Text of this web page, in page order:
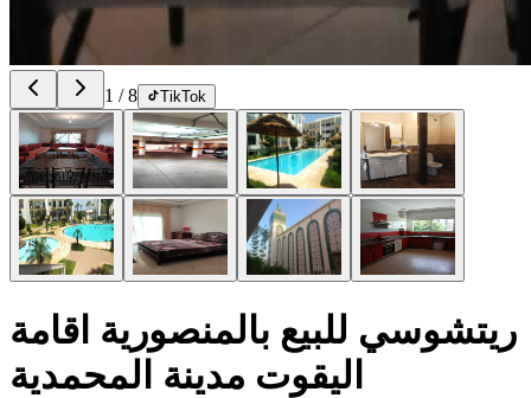
1 /8 TikTok
ريتشوسي للبيع بالمنصورية اقامة
اليقوت مدينة المحمدية